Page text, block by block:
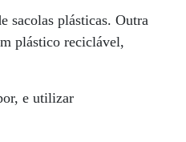
sacolas plásticas. Outra
plástico reciclável,
e utilizar